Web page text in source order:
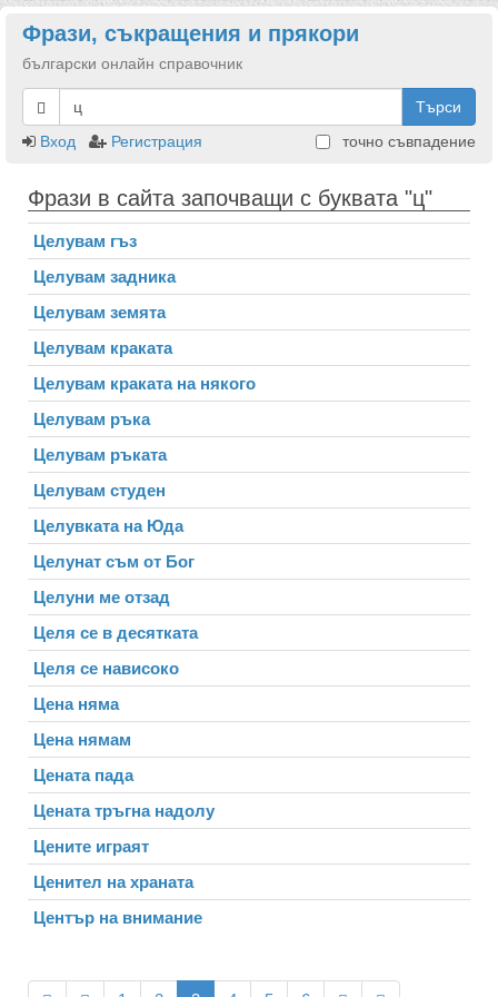
Фрази, съкращения и прякори
български онлайн справочник
Търси
Вход
Регистрация точно съвпадение
Фрази в сайта започващи с буквата "ц"
Целувам гъз
Целувам задника
Целувам земята
Целувам краката
Целувам краката на някого
Целувам ръка
Целувам ръката
Целувам студен
Целувката на Юда
Целунат съм от Бог
Целуни ме отзад
Целя се в десятката
Целя се нависоко
Цена няма
Цена нямам
Цената пада
Цената тръгна надолу
Цените играят
Ценител на храната
Център на внимание